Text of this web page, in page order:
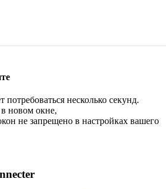
несколько секунд.
новом окне,
не запрещено в настройках вашего